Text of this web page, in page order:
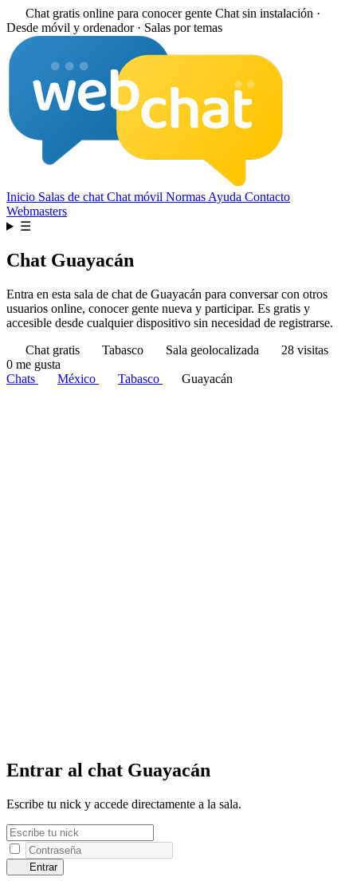
Chat gratis online para conocer gente Chat sin instalación ·
Desde móvil y ordenador · Salas por temas
Inicio Salas de chat Chat móvil Normas Ayuda Contacto
Webmasters
☰
Chat Guayacán
Entra en esta sala de chat de Guayacán para conversar con otros
usuarios online, conocer gente nueva y participar. Es gratis y
accesible desde cualquier dispositivo sin necesidad de registrarse.
Chat gratis
Tabasco Sala geolocalizada
28 visitas
0 me gusta
Chats
México Tabasco Guayacán
Entrar al chat Guayacán
Escribe tu nick y accede directamente a la sala.
Entrar